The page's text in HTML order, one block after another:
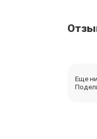
Еще